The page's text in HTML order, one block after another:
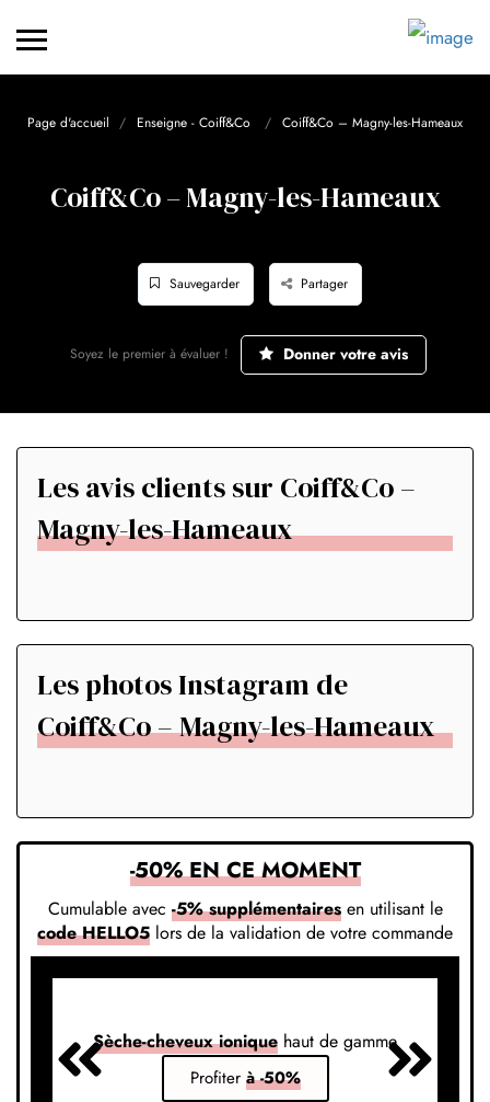
Page d'accueil Enseigne - Coiff&Co Coiff&Co – Magny-les-Hameaux
Coiff&Co – Magny-les-Hameaux
Sauvegarder Partager
Soyez le premier à évaluer ! Donner votre avis
Les avis clients sur Coiff&Co –
Magny-les-Hameaux
Les photos Instagram de
Coiff&Co – Magny-les-Hameaux
-50% EN CE MOMENT
Cumulable avec -5% supplémentairesen utilisant le
code HELLO5 lors de la validation de votre commande
Sèche-cheveux ionique haut de gamme
Profiter à -50%